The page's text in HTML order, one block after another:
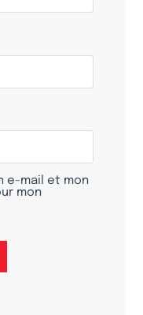
e-mail et mon
mon